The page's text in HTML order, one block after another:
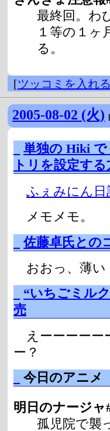
最終回。わ
１等の１ヶ
る。
[ツッコミを入れる
2005-08-02 (火) [
単独の Hiki で
トリを設定す
ふぇみにん日
メモメモ。
佐藤卓氏との
おおっ、薄い
“いちごミル
売
えーーーーー
ー？
今日のアニメ
明日のナージャ
孤児院で襲